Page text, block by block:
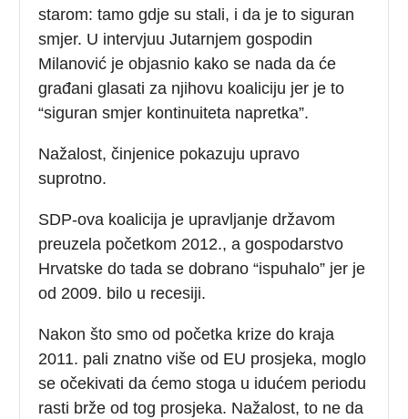
starom: tamo gdje su stali, i da je to siguran
smjer. U intervjuu Jutarnjem gospodin
Milanović je objasnio kako se nada da će
građani glasati za njihovu koaliciju jer je to
“siguran smjer kontinuiteta napretka”.
Nažalost, činjenice pokazuju upravo
suprotno.
SDP-ova koalicija je upravljanje državom
preuzela početkom 2012., a gospodarstvo
Hrvatske do tada se dobrano “ispuhalo” jer je
od 2009. bilo u recesiji.
Nakon što smo od početka krize do kraja
2011. pali znatno više od EU prosjeka, moglo
se očekivati da ćemo stoga u idućem periodu
rasti brže od tog prosjeka. Nažalost, to ne da